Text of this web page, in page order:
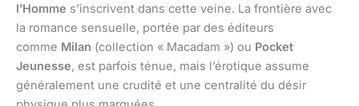
l’Homme s’inscrivent dans cette veine. La frontière avec
la romance sensuelle, portée par des éditeurs
comme Milan (collection « Macadam ») ou Pocket
Jeunesse, est parfois ténue, mais l’érotique assume
généralement une crudité et une centralité du désir